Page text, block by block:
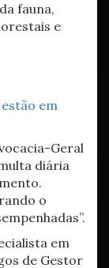
fauna,
e
em
Geral
diária
o
em
de Gestor